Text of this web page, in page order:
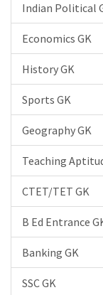
Indian Political
Economics GK
History GK
Sports GK
Geography GK
Teaching
CTET/TET GK
B Ed Entrance
Banking GK
SSC GK